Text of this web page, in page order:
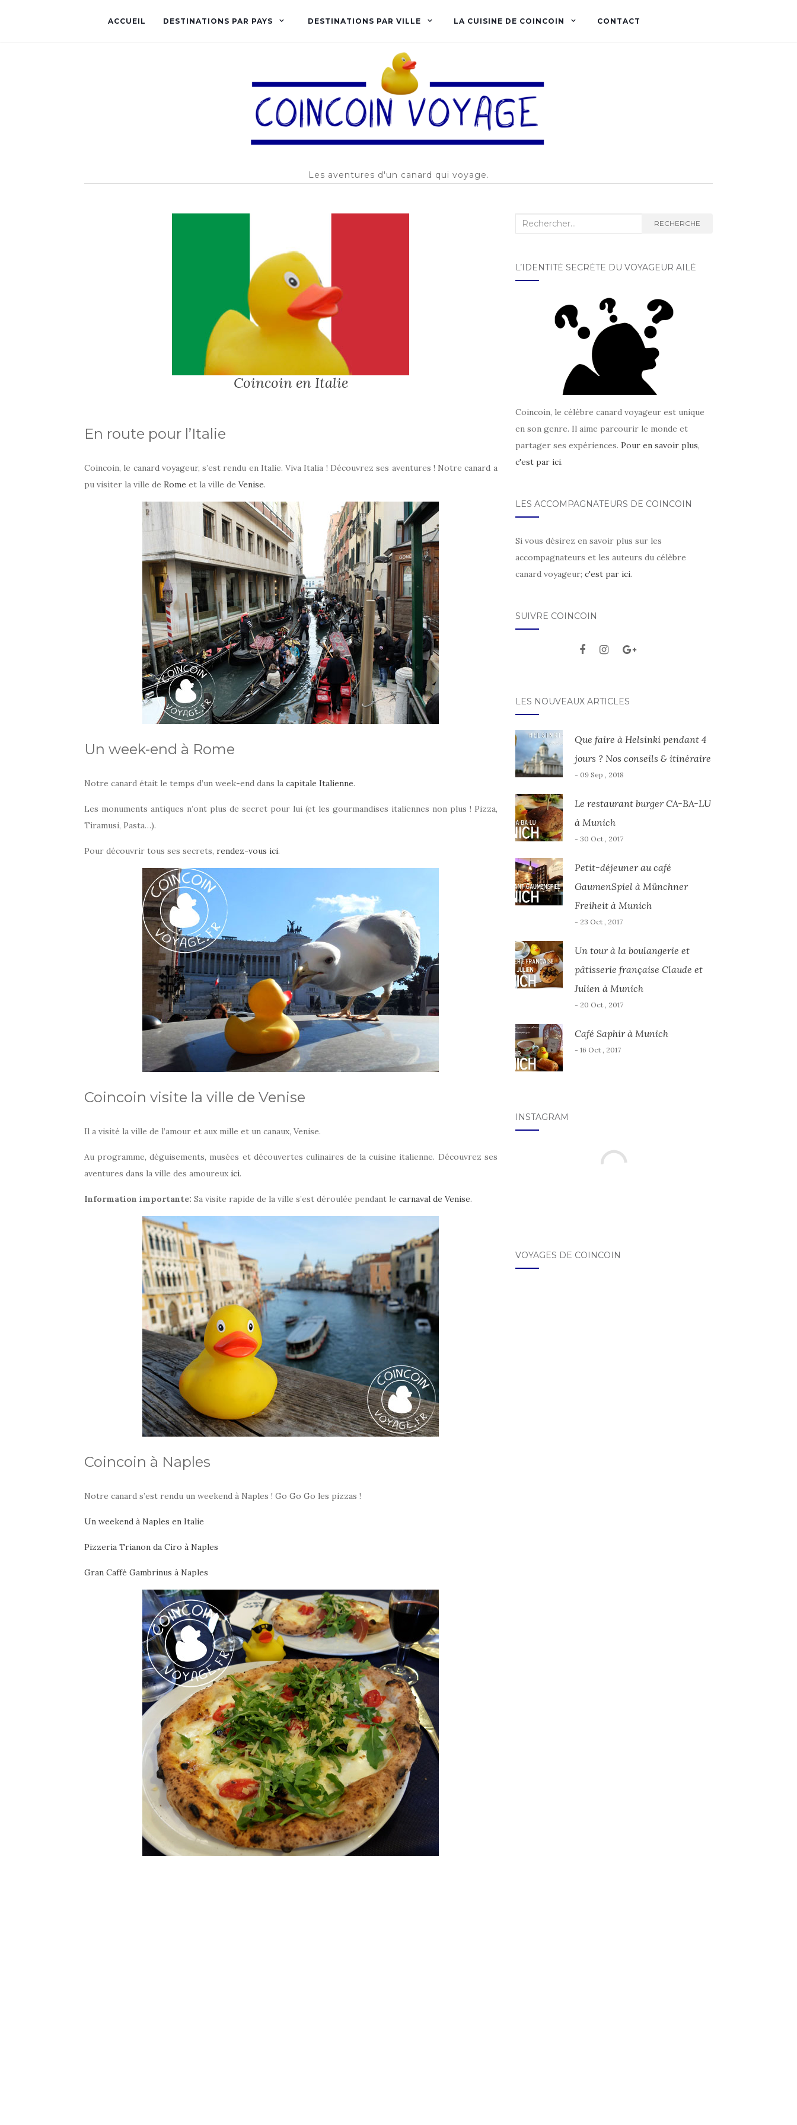
ACCUEIL DESTINATIONS PAR PAYS DESTINATIONS PAR VILLE LA CUISINE DE COINCOIN CONTACT
Les aventures d'un canard qui voyage.
Coincoin en Italie
En route pour l’Italie
Coincoin, le canard voyageur, s’est rendu en Italie. Viva Italia ! Découvrez ses aventures ! Notre canard a
pu visiter la ville de Rome et la ville de Venise.
Un week-end à Rome
Notre canard était le temps d’un week-end dans la capitale Italienne.
Les monuments antiques n’ont plus de secret pour lui (et les gourmandises italiennes non plus ! Pizza,
Tiramusi, Pasta…).
Pour découvrir tous ses secrets, rendez-vous ici.
Coincoin visite la ville de Venise
Il a visité la ville de l’amour et aux mille et un canaux, Venise.
Au programme, déguisements, musées et découvertes culinaires de la cuisine italienne. Découvrez ses
aventures dans la ville des amoureux ici.
Information importante: Sa visite rapide de la ville s’est déroulée pendant le carnaval de Venise.
Coincoin à Naples
Notre canard s’est rendu un weekend à Naples ! Go Go Go les pizzas !
Un weekend à Naples en Italie
Pizzeria Trianon da Ciro à Naples
Gran Caffé Gambrinus à Naples
Recherche : RECHERCHE
L’IDENTITÉ SECRÈTE DU VOYAGEUR AILÉ
Coincoin, le célèbre canard voyageur est unique
en son genre. Il aime parcourir le monde et
partager ses expériences. Pour en savoir plus,
c'est par ici.
LES ACCOMPAGNATEURS DE COINCOIN
Si vous désirez en savoir plus sur les
accompagnateurs et les auteurs du célèbre
canard voyageur; c'est par ici.
SUIVRE COINCOIN
LES NOUVEAUX ARTICLES
Que faire à Helsinki pendant 4
jours ? Nos conseils & itinéraire
- 09 Sep , 2018
Le restaurant burger CA-BA-LU
à Munich
- 30 Oct , 2017
Petit-déjeuner au café
GaumenSpiel à Münchner
Freiheit à Munich
- 23 Oct , 2017
Un tour à la boulangerie et
pâtisserie française Claude et
Julien à Munich
- 20 Oct , 2017
Café Saphir à Munich
- 16 Oct , 2017
INSTAGRAM
VOYAGES DE COINCOIN